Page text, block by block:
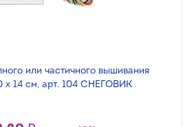
или частичного вышивания
х 14 см, арт. 104 СНЕГОВИК